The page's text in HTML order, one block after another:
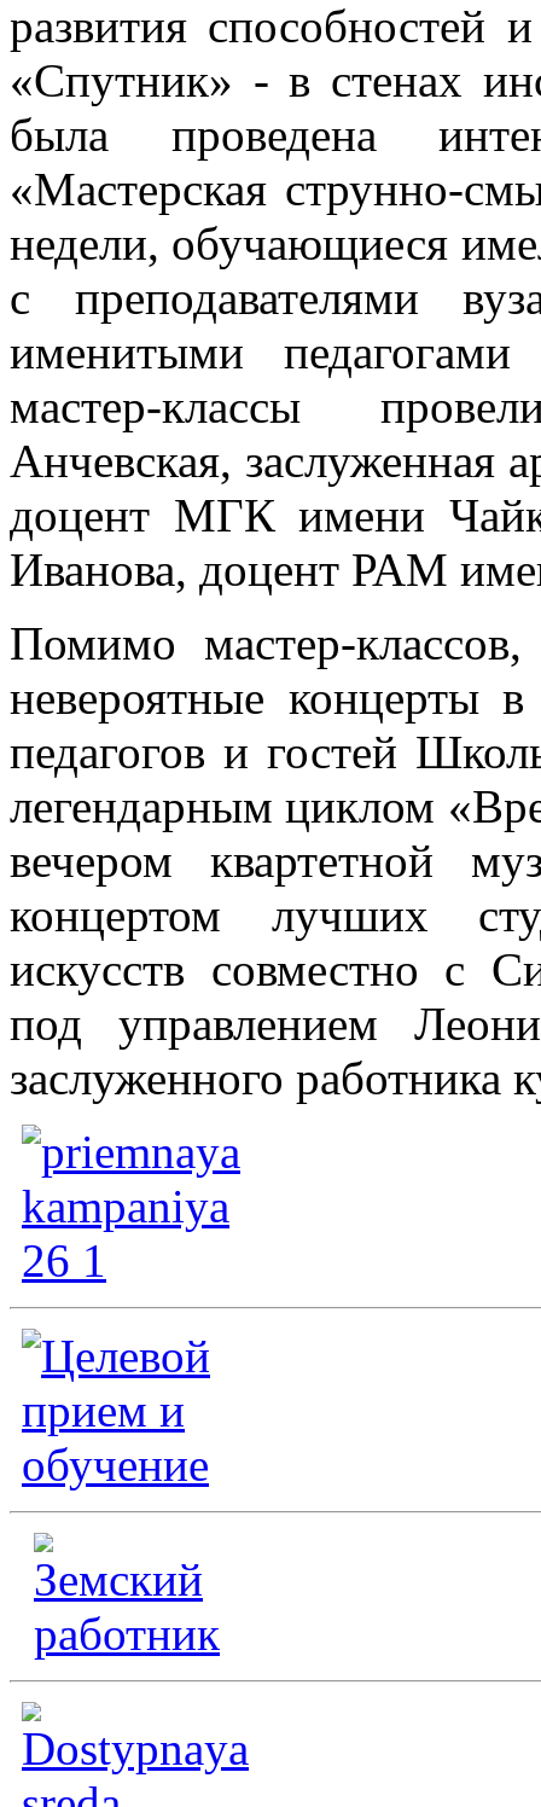
развития способностей
«Спутник» - в стенах
была проведена
«Мастерская струнно-
недели, обучающиеся
с преподавателями
именитыми
мастер-классы
Анчевская, заслуженная
доцент МГК имени
Иванова, доцент РАМ
Помимо мастер-
невероятные концерты
педагогов и гостей
легендарным циклом
вечером квартетной
концертом лучших
искусств совместно с
под управлением
заслуженного работника